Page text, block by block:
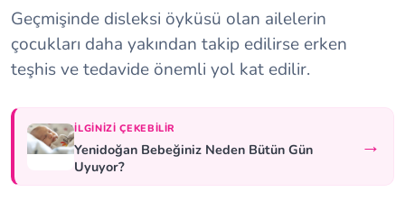
Geçmişinde disleksi öyküsü olan ailelerin
çocukları daha yakından takip edilirse erken
teşhis ve tedavide önemli yol kat edilir.
İLGINIZI ÇEKEBILIR
Yenidoğan Bebeğiniz Neden Bütün Gün
Uyuyor?
→